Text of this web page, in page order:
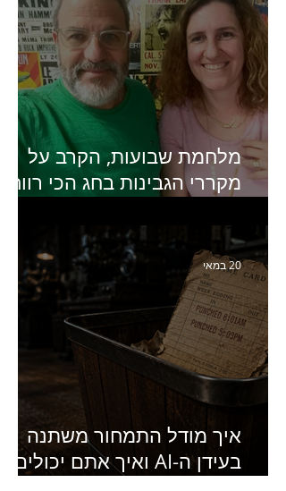
מלחמת שבועות, הקרב על
מקררי הגבינות בחג הכי רווחי
סמנכ״לית השיווק והמכירות
של מחלבות גד
איך מודל התמחור משתנה
בעידן ה-AI ואיך אתם יכולים
20 במאי